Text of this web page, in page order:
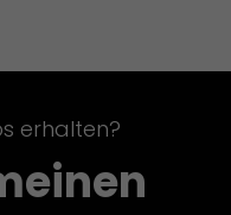
erhalten?